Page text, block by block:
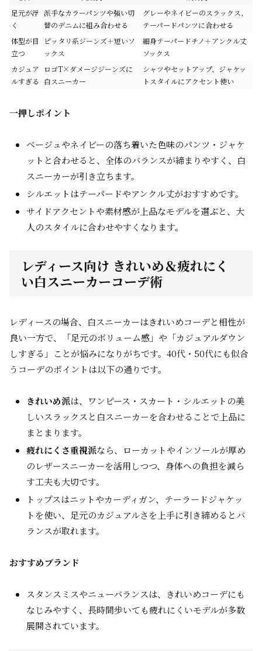
足元が浮
く
派手なカラーパンツや強い切
替のデニムに組み合わせる
グレーやネイビーのスラックス、
テーパードパンツに合わせる
体型が目
立つ
ピッタリ系ジーンズ＋短いソ
ックス
細身テーパードチノ＋アンクル丈
ソックス
カジュア
ルすぎる
ロゴT×ダメージジーンズに
白スニーカー
シャツやセットアップ、ジャケッ
トスタイルにアクセント使い
一押しポイント
ベージュやネイビーの落ち着いた色味のパンツ・ジャケ
ットと合わせると、全体のバランスが締まりやすく、白
スニーカーが引き立ちます。
シルエットはテーパードやアンクル丈がおすすめです。
サイドアクセントや素材感が上品なモデルを選ぶと、大
人のスタイルに合わせやすくなります。
レディース向け きれいめ＆疲れにく
い白スニーカーコーデ術
レディースの場合、白スニーカーはきれいめコーデと相性が
良い一方で、「足元のボリューム感」や「カジュアルダウン
しすぎる」ことが悩みになりがちです。40代・50代にも似合
うコーデのポイントは以下の通りです。
きれいめ派は、ワンピース・スカート・シルエットの美
しいスラックスと白スニーカーを合わせることで上品に
まとまります。
疲れにくさ重視派なら、ローカットやインソールが厚め
のレザースニーカーを活用しつつ、身体への負担を減ら
す工夫も大切です。
トップスはニットやカーディガン、テーラードジャケッ
トを使い、足元のカジュアルさを上手に引き締めるとバ
ランスが取れます。
おすすめブランド
スタンスミスやニューバランスは、きれいめコーデにも
なじみやすく、長時間歩いても疲れにくいモデルが多数
展開されています。